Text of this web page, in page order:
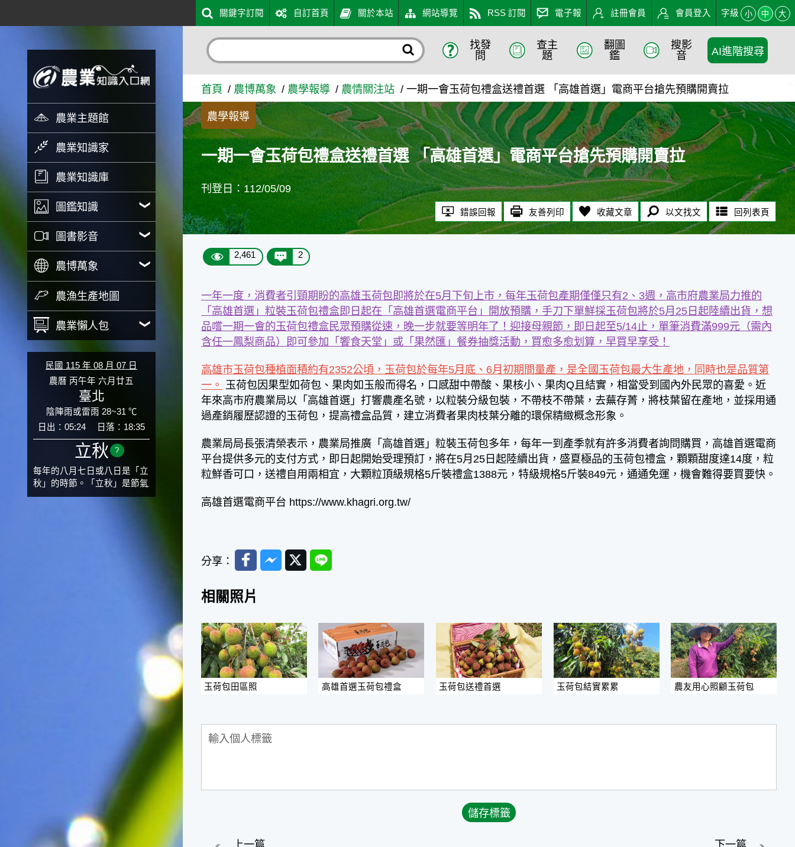
一期一會玉荷包禮盒送禮首選 「高雄首選」電商平台搶先預購開賣拉 - 農業知識入
農業主題館
農業知識家
農業知識庫
圖鑑知識
圖書影音
農博萬象
農漁生產地圖
農業懶人包
民國 115 年 08 月 07 日
農曆 丙午年 六月廿五
臺北
陰陣雨或雷雨 28~31 ℃
日出：05:24
日落：18:35
立秋 ?
每年的八月七日或八日是「立
秋」的時節。「立秋」是節氣
邁入秋涼的先聲，表示酷熱難
否則再晚的話，就會影響稻作
的生長。因為二期稻作最怕的
好，所以選對時機插秧播種是
很重要的。◎節氣小漁夫在這
仍然偏高，所以此時的漁獲還
是多屬於暖水魚，例如東部的
海域可以捕獲到鮮美的立翅旗
魚，在高雄外海有小串、烏
賊，澎湖附近則有鰆、蝦可以
捕獲。◎節氣小園丁這個節氣
是龍眼的盛產期，「龍眼」是
一般家庭在喜慶時常選用的水
果。在民間，人們相信吃了龍
眼肉，子孫會做大官，而且龍
眼又稱為「福圓」，所以有句
關鍵字訂閱 自訂首頁 關於本站 網站導覽 RSS 訂閱 電子報 註冊會員 會員登入 字級 小 中 大
找發
問
查主
題
翻圖
鑑
搜影
音
AI進階搜尋
首頁 農博萬象 農學報導 農情關注站 一期一會玉荷包禮盒送禮首選 「高雄首選」電商平台搶先預購開賣拉
農學報導
一期一會玉荷包禮盒送禮首選 「高雄首選」電商平台搶先預購開賣拉
刊登日：112/05/09
錯誤回報 友善列印 收藏文章 以文找文 回列表頁
2,461 2
一年一度，消費者引頸期盼的高雄玉荷包即將於在5月下旬上市，每年玉荷包產期僅僅只有2、3週，高市府農業局力推的
「高雄首選」粒裝玉荷包禮盒即日起在「高雄首選電商平台」開放預購，手刀下單鮮採玉荷包將於5月25日起陸續出貨，想
品嚐一期一會的玉荷包禮盒民眾預購從速，晚一步就要等明年了！迎接母親節，即日起至5/14止，單筆消費滿999元（需內
含任一鳳梨商品）即可參加「饗食天堂」或「果然匯」餐券抽獎活動，買愈多愈划算，早買早享受！
高雄市玉荷包種植面積約有2352公頃，玉荷包於每年5月底、6月初期間量產，是全國玉荷包最大生產地，同時也是品質第
一。 玉荷包因果型如荷包、果肉如玉般而得名，口感甜中帶酸、果核小、果肉Q且結實，相當受到國內外民眾的喜愛。近
年來高市府農業局以「高雄首選」打響農產名號，以粒裝分級包裝，不帶枝不帶葉，去蕪存菁，將枝葉留在產地，並採用通
過產銷履歷認證的玉荷包，提高禮盒品質，建立消費者果肉枝葉分離的環保精緻概念形象。
農業局局長張清榮表示，農業局推廣「高雄首選」粒裝玉荷包多年，每年一到產季就有許多消費者詢問購買，高雄首選電商
平台提供多元的支付方式，即日起開始受理預訂，將在5月25日起陸續出貨，盛夏極品的玉荷包禮盒，顆顆甜度達14度，粒
粒鮮香可口，送禮自用兩相宜，大顆粒頂級規格5斤裝禮盒1388元，特級規格5斤裝849元，通通免運，機會難得要買要快。
高雄首選電商平台 https://www.khagri.org.tw/
分享：
FacebookMessenger
TwitterLine
相關照片
玉荷包田區照 高雄首選玉荷包禮盒 玉荷包送禮首選 玉荷包結實累累 農友用心照顧玉荷包
上一篇
下一篇